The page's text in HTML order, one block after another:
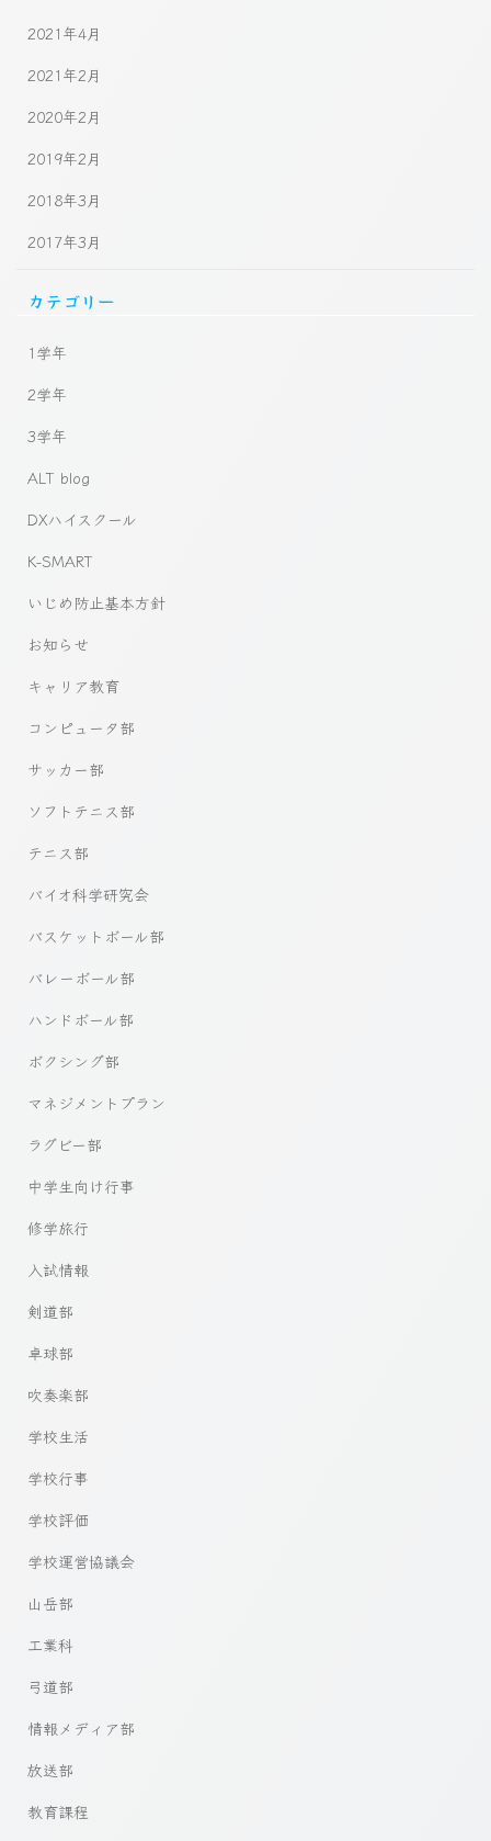
2021年4月
2021年2月
2020年2月
2019年2月
2018年3月
2017年3月
カテゴリー
1学年
2学年
3学年
ALT blog
DXハイスクール
K-SMART
いじめ防止基本方針
お知らせ
キャリア教育
コンピュータ部
サッカー部
ソフトテニス部
テニス部
バイオ科学研究会
バスケットボール部
バレーボール部
ハンドボール部
ボクシング部
マネジメントプラン
ラグビー部
中学生向け行事
修学旅行
入試情報
剣道部
卓球部
吹奏楽部
学校生活
学校行事
学校評価
学校運営協議会
山岳部
工業科
弓道部
情報メディア部
放送部
教育課程